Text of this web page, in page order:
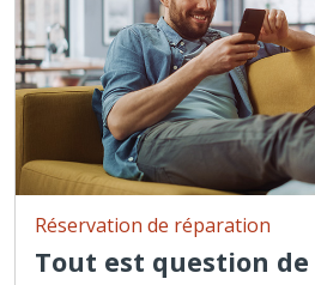
Réservation de réparation
Tout est question